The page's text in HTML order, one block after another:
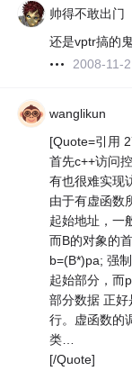
帅得不敢出门
还是vptr搞的
2008-11-
wanglikun
[Quote=引用
首先c++访问
有也很难实现
由于有虚函数
起始地址，一
而B的对象的
b=(B*)pa; 强
起始部分，而
部分数据 正
行。虚函数的
类…
[/Quote]